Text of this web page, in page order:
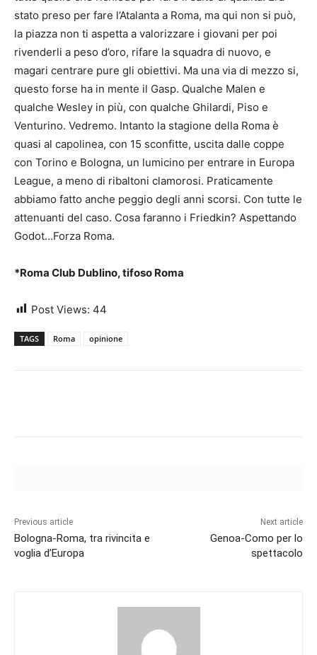
stato preso per fare l’Atalanta a Roma, ma qui non si può,
la piazza non ti aspetta a valorizzare i giovani per poi
rivenderli a peso d’oro, rifare la squadra di nuovo, e
magari centrare pure gli obiettivi. Ma una via di mezzo si,
questo forse ha in mente il Gasp. Qualche Malen e
qualche Wesley in più, con qualche Ghilardi, Piso e
Venturino. Vedremo. Intanto la stagione della Roma è
quasi al capolinea, con 15 sconfitte, uscita dalle coppe
con Torino e Bologna, un lumicino per entrare in Europa
League, a meno di ribaltoni clamorosi. Praticamente
abbiamo fatto anche peggio degli anni scorsi. Con tutte le
attenuanti del caso. Cosa faranno i Friedkin? Aspettando
Godot…Forza Roma.
*Roma Club Dublino, tifoso Roma
Post Views: 44
TAGS Roma opinione
Previous article
Bologna-Roma, tra rivincita e
voglia d’Europa
Next article
Genoa-Como per lo
spettacolo